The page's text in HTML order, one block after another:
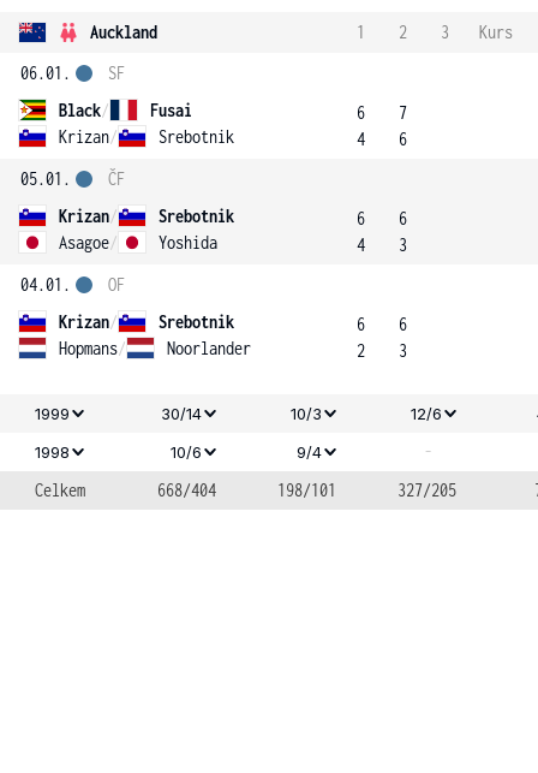
Auckland 1 2 3
Kurs
06.01.
Black/
Fusai
Krizan/ Srebotnik
SF
6
4
7
6
05.01.
Krizan/
Srebotnik
Asagoe/ Yoshida
ČF
6
4
6
3
04.01.
Krizan/
Srebotnik
Hopmans/ Noorlander
OF
6
2
6
3
1999 30/14 10/3 12/6
1998
10/6 9/4
-
Celkem
668/404 198/101 327/205